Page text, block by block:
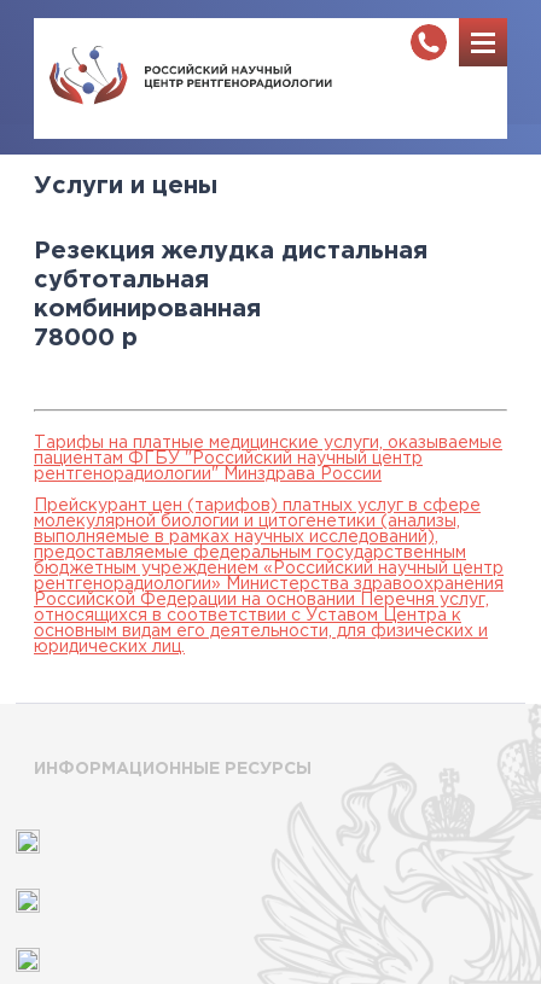
Услуги и цены
Резекция желудка дистальная
субтотальная
комбинированная
78000 р
Тарифы на платные медицинские услуги, оказываемые
пациентам ФГБУ "Российский научный центр
рентгенорадиологии" Минздрава России
Прейскурант цен (тарифов) платных услуг в сфере
молекулярной биологии и цитогенетики (анализы,
выполняемые в рамках научных исследований),
предоставляемые федеральным государственным
бюджетным учреждением «Российский научный центр
рентгенорадиологии» Министерства здравоохранения
Российской Федерации на основании Перечня услуг,
относящихся в соответствии с Уставом Центра к
основным видам его деятельности, для физических и
юридических лиц.
ИНФОРМАЦИОННЫЕ РЕСУРСЫ